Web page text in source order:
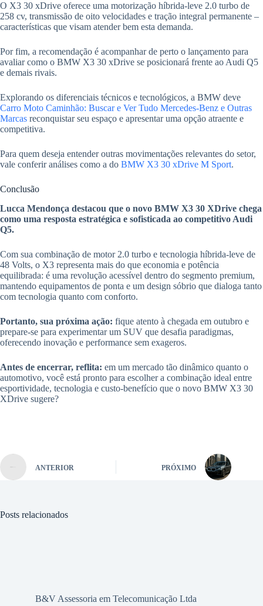
O X3 30 xDrive oferece uma motorização híbrida-leve 2.0 turbo de
258 cv, transmissão de oito velocidades e tração integral permanente –
características que visam atender bem esta demanda.
Por fim, a recomendação é acompanhar de perto o lançamento para
avaliar como o BMW X3 30 xDrive se posicionará frente ao Audi Q5
e demais rivais.
Explorando os diferenciais técnicos e tecnológicos, a BMW deve
Carro Moto Caminhão: Buscar e Ver Tudo Mercedes-Benz e Outras
Marcas reconquistar seu espaço e apresentar uma opção atraente e
competitiva.
Para quem deseja entender outras movimentações relevantes do setor,
vale conferir análises como a do BMW X3 30 xDrive M Sport.
Conclusão
Lucca Mendonça destacou que o novo BMW X3 30 XDrive chega
como uma resposta estratégica e sofisticada ao competitivo Audi
Q5.
Com sua combinação de motor 2.0 turbo e tecnologia híbrida-leve de
48 Volts, o X3 representa mais do que economia e potência
equilibrada: é uma revolução acessível dentro do segmento premium,
mantendo equipamentos de ponta e um design sóbrio que dialoga tanto
com tecnologia quanto com conforto.
Portanto, sua próxima ação: fique atento à chegada em outubro e
prepare-se para experimentar um SUV que desafia paradigmas,
oferecendo inovação e performance sem exageros.
Antes de encerrar, reflita: em um mercado tão dinâmico quanto o
automotivo, você está pronto para escolher a combinação ideal entre
esportividade, tecnologia e custo-benefício que o novo BMW X3 30
XDrive sugere?
ANTERIOR PRÓXIMO
Posts relacionados
B&V Assessoria em Telecomunicação Ltda